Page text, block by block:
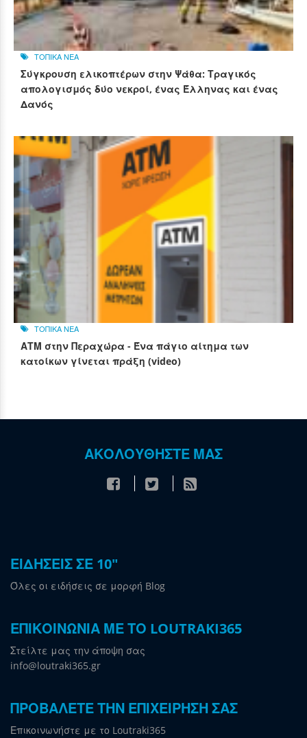
ΤΟΠΙΚΑ ΝΕΑ
Σύγκρουση ελικοπτέρων στην Ψάθα: Τραγικός
απολογισμός δύο νεκροί, ένας Έλληνας και ένας
Δανός
ΤΟΠΙΚΑ ΝΕΑ
ΑΤΜ στην Περαχώρα - Ένα πάγιο αίτημα των
κατοίκων γίνεται πράξη (video)
ΑΚΟΛΟΥΘΗΣΤΕ ΜΑΣ
ΕΙΔΗΣΕΙΣ ΣΕ 10"
Όλες οι ειδήσεις σε μορφή Blog
ΕΠΙΚΟΙΝΩΝΙΑ ΜΕ ΤΟ LOUTRAKI365
Στείλτε μας την άποψη σας
info@loutraki365.gr
ΠΡΟΒΑΛΕΤΕ ΤΗΝ ΕΠΙΧΕΙΡΗΣΗ ΣΑΣ
Επικοινωνήστε με το Loutraki365